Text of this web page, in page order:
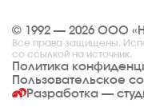
© 1992 — 2026 ООО
Все права защищены.
со ссылкой на источник.
Политика
Пользовательское
Разработка —